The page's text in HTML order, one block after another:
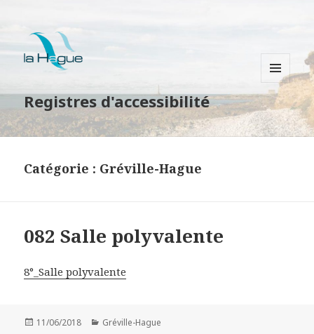
Registres d'accessibilité
MENU
ET
WIDGETS
Catégorie : Gréville-Hague
082 Salle polyvalente
8°_Salle polyvalente
Publié
11/06/2018 Catégories
Gréville-Hague